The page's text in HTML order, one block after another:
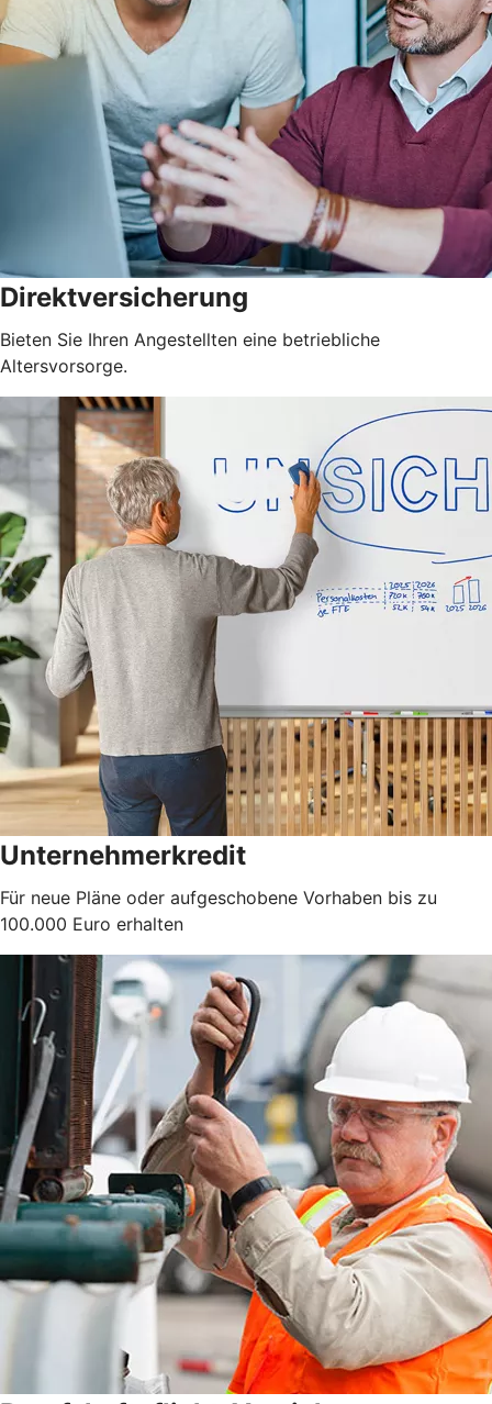
Direktversicherung
Bieten Sie Ihren Angestellten eine betriebliche
Altersvorsorge.
Unternehmerkredit
Für neue Pläne oder aufgeschobene Vorhaben bis zu
100.000 Euro erhalten